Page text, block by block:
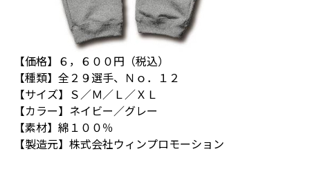
【価格】６，６００円（税込）
【種類】全２９選手、Ｎｏ．１２
【サイズ】Ｓ／Ｍ／Ｌ／ＸＬ
【カラー】ネイビー／グレー
【素材】綿１００％
【製造元】株式会社ウィンプロモーション